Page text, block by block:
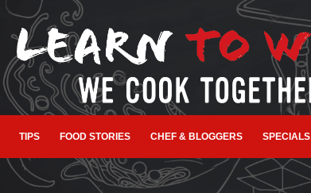
TIPS FOOD STORIES CHEF & BLOGGERS SPECIALS